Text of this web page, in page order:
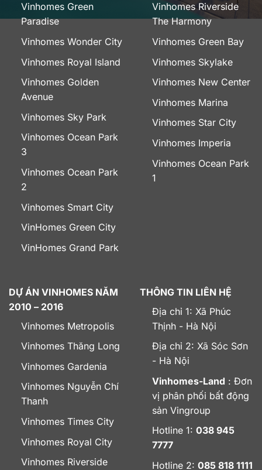
Vinhomes Green
Paradise
Vinhomes Wonder City
Vinhomes Royal Island
Vinhomes Golden
Avenue
Vinhomes Sky Park
Vinhomes Ocean Park
3
Vinhomes Ocean Park
2
Vinhomes Smart City
VinHomes Green City
VinHomes Grand Park
Vinhomes Riverside
The Harmony
Vinhomes Green Bay
Vinhomes Skylake
Vinhomes New Center
Vinhomes Marina
Vinhomes Star City
Vinhomes Imperia
Vinhomes Ocean Park
1
DỰ ÁN VINHOMES NĂM
2010 – 2016
Vinhomes Metropolis
Vinhomes Thăng Long
Vinhomes Gardenia
Vinhomes Nguyễn Chí
Thanh
Vinhomes Times City
Vinhomes Royal City
Vinhomes Riverside
THÔNG TIN LIÊN HỆ
Địa chỉ 1: Xã Phúc
Thịnh - Hà Nội
Địa chỉ 2: Xã Sóc Sơn
- Hà Nội
Vinhomes-Land : Đơn
vị phân phối bất động
sản Vingroup
Hotline 1: 038 945
7777
Hotline 2: 085 818 1111